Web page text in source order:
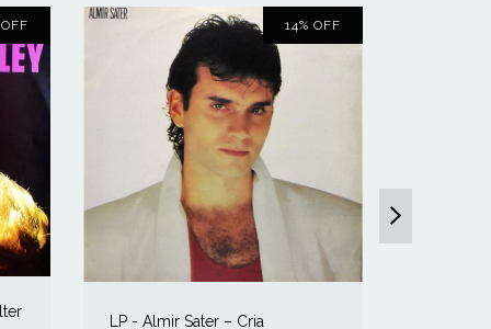
OFF 14% OFF
LP - Almir Sater ‎– Cria